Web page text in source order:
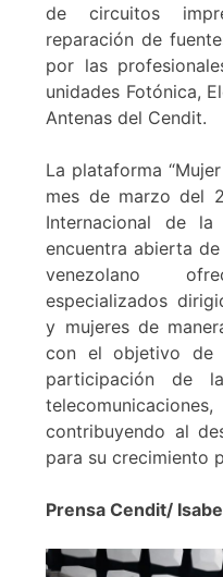
de circuitos
reparación de
por las
unidades Fotónica,
Antenas del Cendit.
La plataforma
mes de marzo del
Internacional de
encuentra abierta
venezolano
especializados
y mujeres de
con el objetivo de
participación de
contribuyendo al
para su crecimiento
Prensa Cendit/